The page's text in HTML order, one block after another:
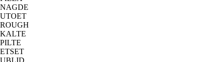
NAGDE
UTOET
ROUGH
KALTE
PILTE
ETSET
UBLID